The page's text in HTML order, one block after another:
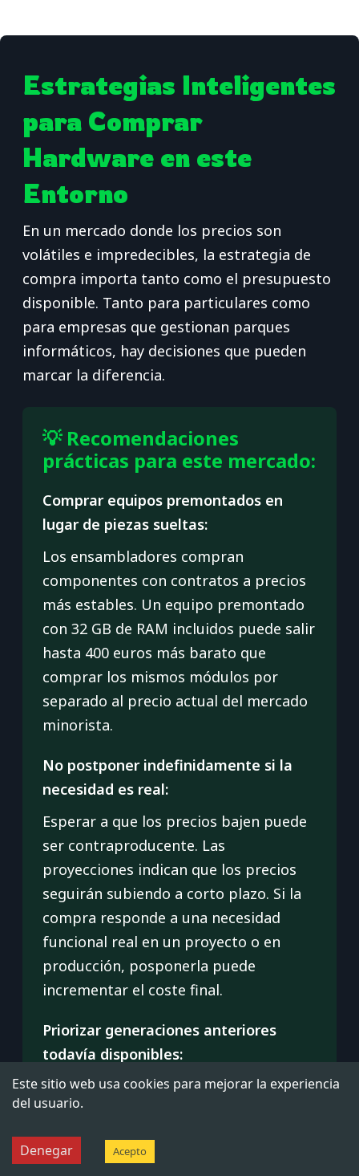
Estrategias Inteligentes
para Comprar
Hardware en este
Entorno
En un mercado donde los precios son
volátiles e impredecibles, la estrategia de
compra importa tanto como el presupuesto
disponible. Tanto para particulares como
para empresas que gestionan parques
informáticos, hay decisiones que pueden
marcar la diferencia.
💡 Recomendaciones
prácticas para este mercado:
Comprar equipos premontados en
lugar de piezas sueltas:
Los ensambladores compran
componentes con contratos a precios
más estables. Un equipo premontado
con 32 GB de RAM incluidos puede salir
hasta 400 euros más barato que
comprar los mismos módulos por
separado al precio actual del mercado
minorista.
No postponer indefinidamente si la
necesidad es real:
Esperar a que los precios bajen puede
ser contraproducente. Las
proyecciones indican que los precios
seguirán subiendo a corto plazo. Si la
compra responde a una necesidad
funcional real en un proyecto o en
producción, posponerla puede
incrementar el coste final.
Priorizar generaciones anteriores
todavía disponibles:
En muchos casos de uso, una RTX 4080
o módulos DDR4 de generaciones
anteriores ofrecen un rendimiento más
que suficiente a precios
Este sitio web usa cookies para mejorar la experiencia
del usuario.
Denegar Acepto